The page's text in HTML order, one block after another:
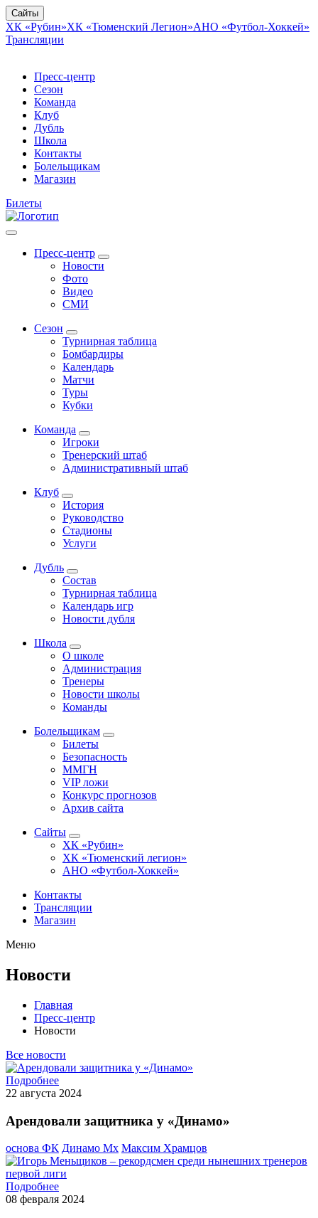
Сайты
ХК «Рубин»ХК «Тюменский Легион»АНО «Футбол-Хоккей»
Трансляции
Пресс-центр
Сезон
Команда
Клуб
Дубль
Школа
Контакты
Болельщикам
Магазин
Билеты
Пресс-центр
Новости
Фото
Видео
СМИ
Сезон
Турнирная таблица
Бомбардиры
Календарь
Матчи
Туры
Кубки
Команда
Игроки
Тренерский штаб
Административный штаб
Клуб
История
Руководство
Стадионы
Услуги
Дубль
Состав
Турнирная таблица
Календарь игр
Новости дубля
Школа
О школе
Администрация
Тренеры
Новости школы
Команды
Болельщикам
Билеты
Безопасность
ММГН
VIP ложи
Конкурс прогнозов
Архив сайта
Сайты
ХК «Рубин»
ХК «Тюменский легион»
АНО «Футбол-Хоккей»
Контакты
Трансляции
Магазин
Меню
Новости
Главная
Пресс-центр
Новости
Все новости
Подробнее
22 августа 2024
Арендовали защитника у «Динамо»
основа ФК Динамо Мх Максим Храмцов
Подробнее
08 февраля 2024